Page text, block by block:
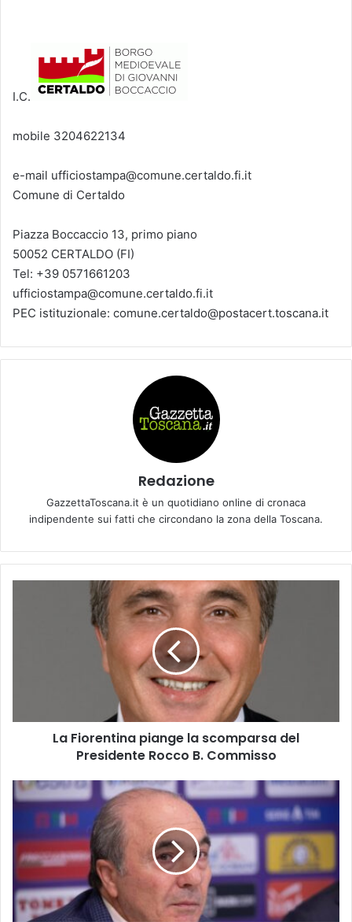
I.C.
mobile 3204622134
e-mail ufficiostampa@comune.certaldo.fi.it
Comune di Certaldo
Piazza Boccaccio 13, primo piano
50052 CERTALDO (FI)
Tel: +39 0571661203
ufficiostampa@comune.certaldo.fi.it
PEC istituzionale: comune.certaldo@postacert.toscana.it
Redazione
GazzettaToscana.it è un quotidiano online di cronaca
indipendente sui fatti che circondano la zona della Toscana.
t
p
i
a
La Fiorentina piange la scomparsa del
Presidente Rocco B. Commisso
L
e
q
d